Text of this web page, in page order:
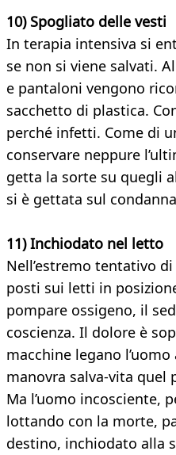
10) Spogliato delle vesti
In terapia intensiva si
se non si viene salvati.
e pantaloni vengono
sacchetto di plastica.
perché infetti. Come di
conservare neppure
getta la sorte su quegli
si è gettata sul
11) Inchiodato nel letto
Nell’estremo tentativo
posti sui letti in
pompare ossigeno, il
coscienza. Il dolore è
macchine legano l’uomo
manovra salva-vita quel
Ma l’uomo incosciente,
lottando con la morte,
destino, inchiodato alla